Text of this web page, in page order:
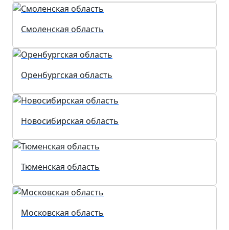
Смоленская область
Оренбургская область
Новосибирская область
Тюменская область
Московская область